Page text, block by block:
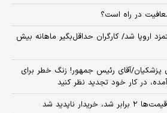
معافیت در راه است؟
اروپا شد/ کارگران حداقل‌بگیر ماهانه بیش
پزشکیان/آقای رئیس جمهور! زنگ خطر برای
در کار خود تجدید نظر کنید
ناپدید شد